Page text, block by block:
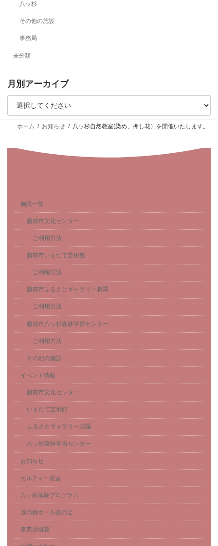
八ッ杉
その他の施設
事務局
未分類
月別アーカイブ
ホーム お知らせ 八ッ杉自然教室(染め、押し花）を開催いたします。
施設一覧
越前市文化センター
ご利用方法
越前市いまだて芸術館
ご利用方法
越前市ふるさとギャラリー叔羅
ご利用方法
越前市八ッ杉森林学習センター
ご利用方法
その他の施設
イベント情報
越前市文化センター
いまだて芸術館
ふるさとギャラリー叔羅
八ッ杉森林学習センター
お知らせ
カルチャー教室
八ッ杉体験プログラム
越の都ホール友の会
事業団概要